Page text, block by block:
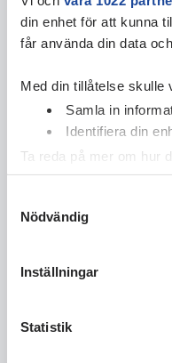
din enhet för att kunna
får använda din data
Med din tillåtelse skulle
Samla in
Identifiera din
Ta reda på mer om hur
cookie-förklaringen.
Vi använder
Nödvändig
Inställningar
Statistik